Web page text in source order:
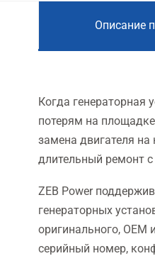
Описание
Когда генераторная
потерям на
замена двигателя
длительный ремонт
ZEB Power
генераторных
оригинального,
серийный номер,